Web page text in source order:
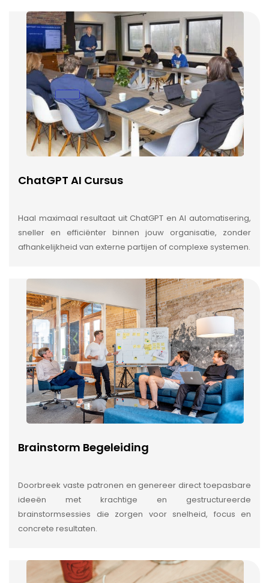
ChatGPT AI Cursus
Haal maximaal resultaat uit ChatGPT en AI automatisering,
sneller en efficiënter binnen jouw organisatie, zonder
afhankelijkheid van externe partijen of complexe systemen.
Brainstorm Begeleiding
Doorbreek vaste patronen en genereer direct toepasbare
ideeën met krachtige en gestructureerde
brainstormsessies die zorgen voor snelheid, focus en
concrete resultaten.